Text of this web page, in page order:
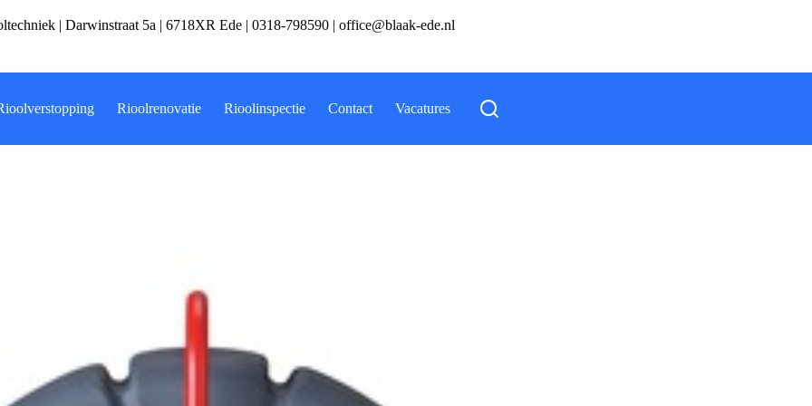
| Darwinstraat 5a | 6718XR Ede | 0318-798590 | office@blaak-ede.nl
Rioolrenovatie Rioolinspectie Contact Vacatures